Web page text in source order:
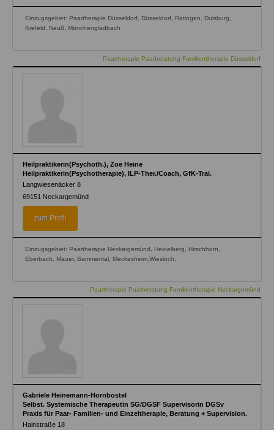
Einzugsgebiet: Paartherapie Düsseldorf, Düsseldorf, Ratingen, Duisburg,
Krefeld, Neuß, Mönchengladbach
Paartherapie Paarberatung Familientherapie Düsseldorf
Heilpraktikerin(Psychoth.), Zoe Heine
Heilpraktikerin(Psychotherapie), ILP-Ther./Coach, GfK-Trai.
Langwiesenäcker 8
69151 Neckargemünd
zum Profil
Einzugsgebiet: Paartherapie Neckargemünd, Heidelberg, Hirschhorn,
Eberbach, Mauer, Bammental, Meckesheim,Wiesloch,
Paartherapie Paarberatung Familientherapie Neckargemünd
Gabriele Heinemann-Hornbostel
Selbst. Systemische Therapeutin SG/DGSF Supervisorin DGSv
Praxis für Paar- Familien- und Einzeltherapie, Beratung + Supervision.
Hainstraße 18